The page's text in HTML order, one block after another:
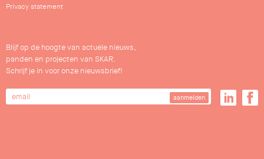
Privacy statement
Blijf op de hoogte van actuele nieuws,
panden en projecten van SKAR.
Schrijf je in voor onze nieuwsbrief!